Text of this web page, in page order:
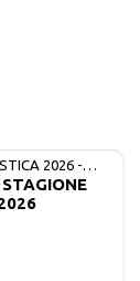
2026 -